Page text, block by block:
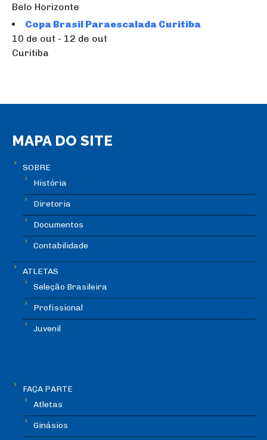
Belo Horizonte
Copa Brasil Paraescalada Curitiba
10 de out - 12 de out
Curitiba
MAPA DO SITE
SOBRE
História
Diretoria
Documentos
Contabilidade
ATLETAS
Seleção Brasileira
Profissional
Juvenil
FAÇA PARTE
Atletas
Ginásios